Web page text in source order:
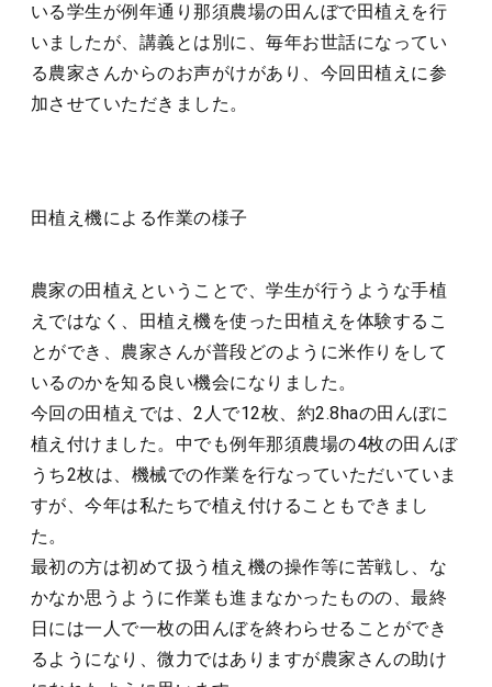
いる学生が例年通り那須農場の田んぼで田植えを行
いましたが、講義とは別に、毎年お世話になってい
る農家さんからのお声がけがあり、今回田植えに参
加させていただきました。
田植え機による作業の様子
農家の田植えということで、学生が行うような手植
えではなく、田植え機を使った田植えを体験するこ
とができ、農家さんが普段どのように米作りをして
いるのかを知る良い機会になりました。
今回の田植えでは、2人で12枚、約2.8haの田んぼに
植え付けました。中でも例年那須農場の4枚の田んぼ
うち2枚は、機械での作業を行なっていただいていま
すが、今年は私たちで植え付けることもできまし
た。
最初の方は初めて扱う植え機の操作等に苦戦し、な
かなか思うように作業も進まなかったものの、最終
日には一人で一枚の田んぼを終わらせることができ
るようになり、微力ではありますが農家さんの助け